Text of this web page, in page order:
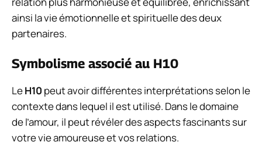
ainsi la vie émotionnelle et spirituelle des deux
partenaires.
Symbolisme associé au H10
LeH10 peut avoir différentes interprétations selon le
contexte dans lequel il est utilisé. Dans le domaine
de l’amour, il peut révéler des aspects fascinants sur
votre vie amoureuse et vos relations.